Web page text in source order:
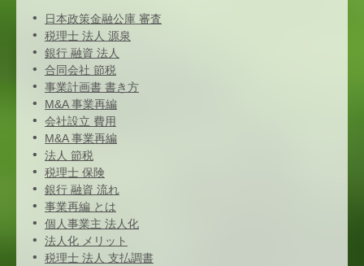
日本政策金融公庫 審査
税理士 法人 源泉
銀行 融資 法人
合同会社 節税
事業計画書 書き方
M&A 事業再編
会社設立 費用
M&A 事業再編
法人 節税
税理士 保険
銀行 融資 流れ
事業再編 とは
個人事業主 法人化
法人化 メリット
税理士 法人 支払調書